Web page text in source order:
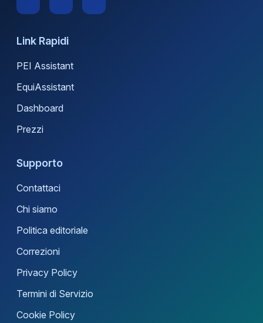
Link Rapidi
PEI Assistant
EquiAssistant
Dashboard
Prezzi
Supporto
Contattaci
Chi siamo
Politica editoriale
Correzioni
Privacy Policy
Termini di Servizio
Cookie Policy